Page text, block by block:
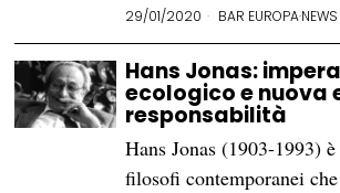
29/01/2020 BAR EUROPA·NEWS
Hans Jonas:
ecologico e nuova
responsabilità
Hans Jonas (1903-1993)
filosofi contemporanei